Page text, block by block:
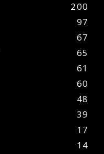
200
97
67
65
61
60
48
39
17
14